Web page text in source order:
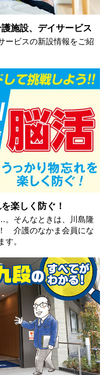
施設、デイサービス
ービスの新設情報をご紹
楽しく防ぐ！
。そんなときは、川島隆
介護のなかま会員にな
す。